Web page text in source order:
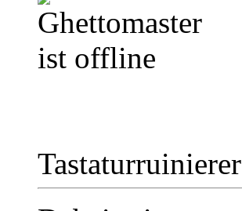
Tastaturruinierer